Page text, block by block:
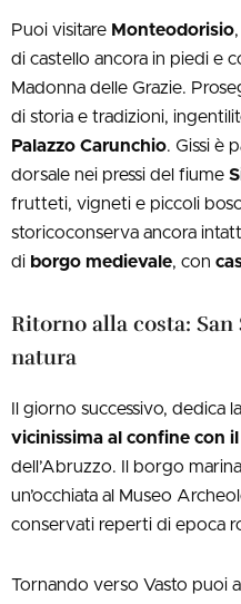
Puoi visitare Monteodorisio
di castello ancora in piedi e
Madonna delle Grazie.
di storia e tradizioni,
Palazzo Carunchio. Gissi è
dorsale nei pressi del fiume
frutteti, vigneti e piccoli
storicoconserva ancora
di borgo medievale, con
Ritorno alla costa:
natura
Il giorno successivo, dedica
vicinissima al confine con
dell’Abruzzo. Il borgo
un’occhiata al Museo
conservati reperti di epoca
Tornando verso Vasto puoi